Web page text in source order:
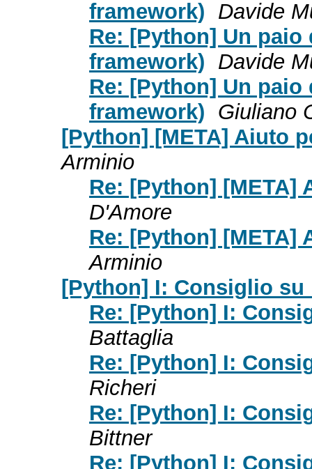
framework) Davide
Re: [Python] Un
framework) Davide
Re: [Python] Un
framework) Giuliano
[Python] [META] Aiuto
Arminio
Re: [Python] [META]
D'Amore
Re: [Python] [META]
Arminio
[Python] I: Consiglio
Re: [Python] I:
Battaglia
Re: [Python] I:
Richeri
Re: [Python] I:
Bittner
Re: [Python] I: